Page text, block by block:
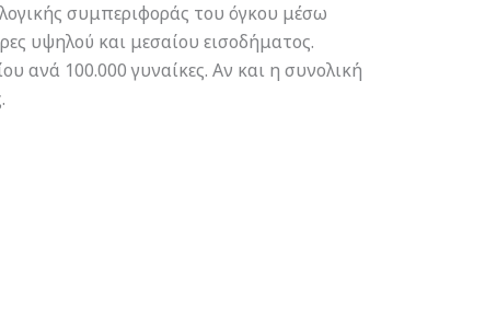
συμπεριφοράς του όγκου μέσω
υψηλού και μεσαίου εισοδήματος.
ανά 100.000 γυναίκες. Αν και η συνολική